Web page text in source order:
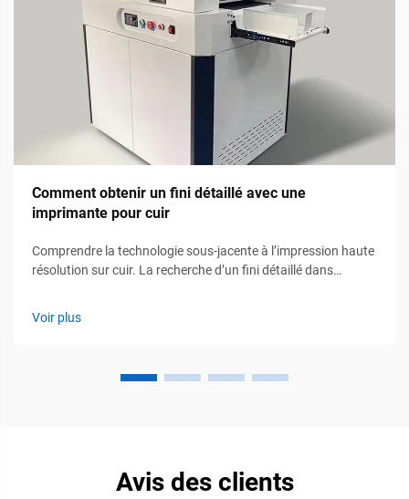
Comment obtenir un fini détaillé avec une
imprimante pour cuir
Comprendre la technologie sous-jacente à l’impression haute
résolution sur cuir. La recherche d’un fini détaillé dans
que vous utilisez. En tant qu’imprimeur numérique
Voir plus
Avis des clients